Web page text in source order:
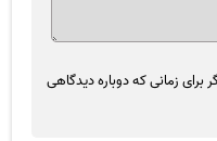
زمانی که دوباره دیدگاهی